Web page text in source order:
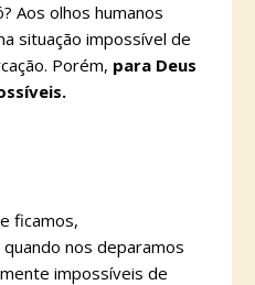
Aos olhos humanos
situação impossível de
Porém, para Deus
ficamos,
nos deparamos
impossíveis de